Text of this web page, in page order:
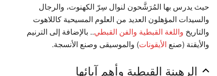
حيث يدرس بها المُرَشَّحون لنوال سِرّ الكهنوت، والرجال
والسيدات المؤهلون العديد من العلوم المسيحية كاللاهوت
والتاريخ واللغة القبطية والفن القبطي.. بالإضافة إلى الترنيم
والأيقنة (صنع الأيقونات) والموسيقى وصنع الأنسجة.
الرهبنة القبطية وأهم آبائها